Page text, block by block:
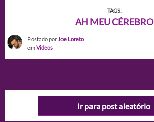
TAGS:
AH MEU CÉREBRO
Postado por Joe Loreto
emVideos
Ir para post aleatório